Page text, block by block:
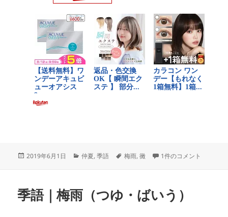
投
2019年6月1日
カ
ー
仲夏,季語
タ
梅雨,黴 季語｜黴（かび） への
1件のコメント
季語｜梅雨（つゆ・ばいう）